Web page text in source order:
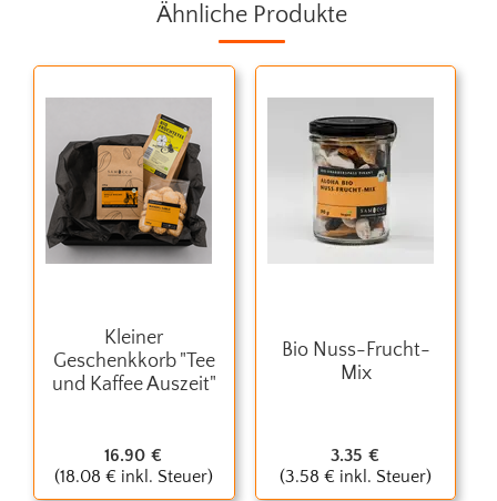
Ähnliche Produkte
Kleiner
Geschenkkorb "Tee
und Kaffee Auszeit"
16.90 €
(18.08 € inkl. Steuer)
Bio Nuss-Frucht-
Mix
3.35 €
(3.58 € inkl. Steuer)